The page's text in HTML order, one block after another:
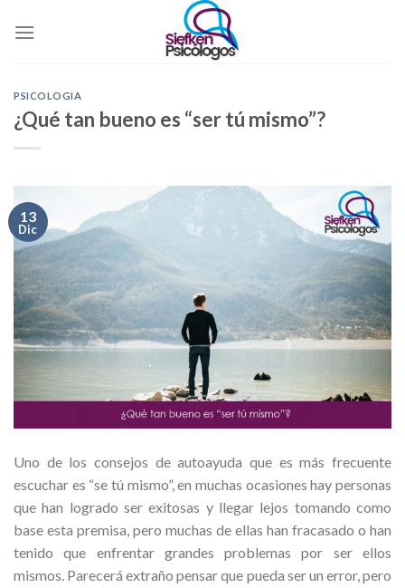
PSICOLOGIA
¿Qué tan bueno es “ser tú mismo”?
13
Dic
Uno de los consejos de autoayuda que es más frecuente
escuchar es “se tú mismo”, en muchas ocasiones hay personas
que han logrado ser exitosas y llegar lejos tomando como
base esta premisa, pero muchas de ellas han fracasado o han
tenido que enfrentar grandes problemas por ser ellos
mismos. Parecerá extraño pensar que pueda ser un error, pero